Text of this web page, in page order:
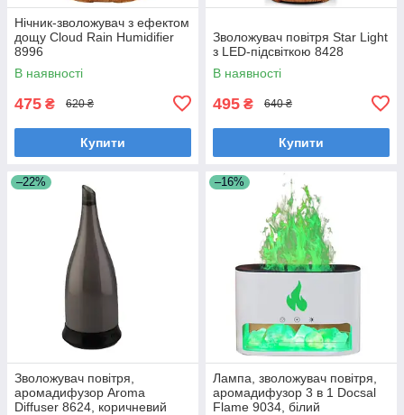
Нічник-зволожувач з ефектом
дощу Cloud Rain Humidifier
8996
В наявності
475 ₴ 620 ₴
Купити
Зволожувач повітря Star Light
з LED-підсвіткою 8428
В наявності
495 ₴ 640 ₴
Купити
–22%
Зволожувач повітря,
аромадифузор Aroma
Diffuser 8624, коричневий
–16%
Лампа, зволожувач повітря,
аромадифузор 3 в 1 Docsal
Flame 9034, білий